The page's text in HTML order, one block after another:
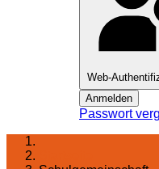
Web-
Anmelden
Passwort